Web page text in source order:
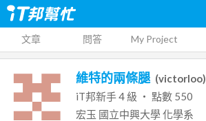
文章 問答 My Project
維特的兩條腿 (victorloo)
iT邦新手4 級 ‧ 點數 550
宏玉 國立中興大學化學系